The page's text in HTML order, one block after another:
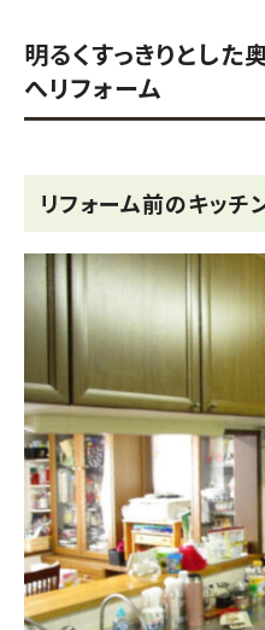
明るくすっきりとした
へリフォーム
リフォーム前のキッチ